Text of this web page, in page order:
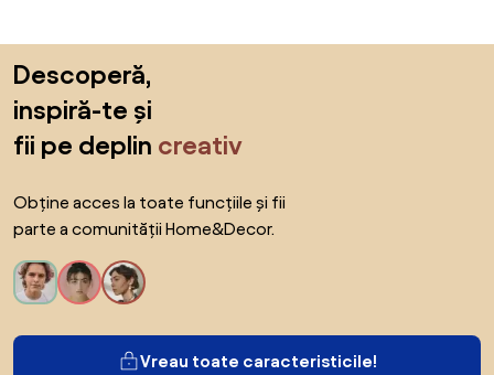
Descoperă,
inspiră-te și
fii pe deplin creativ
Obține acces la toate funcțiile și fii
parte a comunității Home&Decor.
Vreau toate caracteristicile!